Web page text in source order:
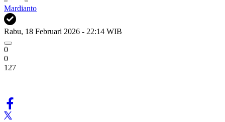
Mardianto
Rabu, 18 Februari 2026 - 22:14 WIB
0
0
127